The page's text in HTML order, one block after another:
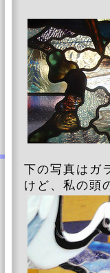
下の写真はガ
けど、私の頭